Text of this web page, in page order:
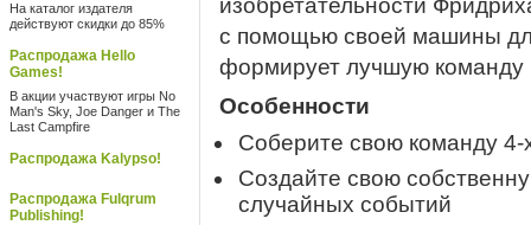
На каталог издателя
действуют скидки до 85%
Распродажа Hello
Games!
В акции участвуют игры No
Man's Sky, Joe Danger и The
Last Campfire
Распродажа Kalypso!
Распродажа Fulqrum
Publishing!
изобретательности
с помощью своей машины
формирует лучшую команду
Особенности
Соберите свою команду 4-
Создайте свою
случайных событий